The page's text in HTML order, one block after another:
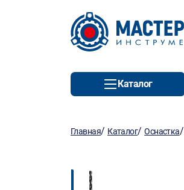
Каталог
Главная/ Каталог/Оснастка/